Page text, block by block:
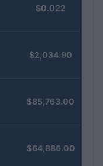
$0.022
$2,034.90
$85,763.00
$64,886.00